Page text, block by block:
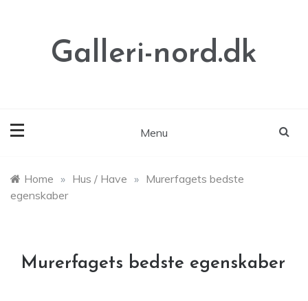
Galleri-nord.dk
Menu
Home » Hus / Have » Murerfagets bedste
egenskaber
Murerfagets bedste egenskaber